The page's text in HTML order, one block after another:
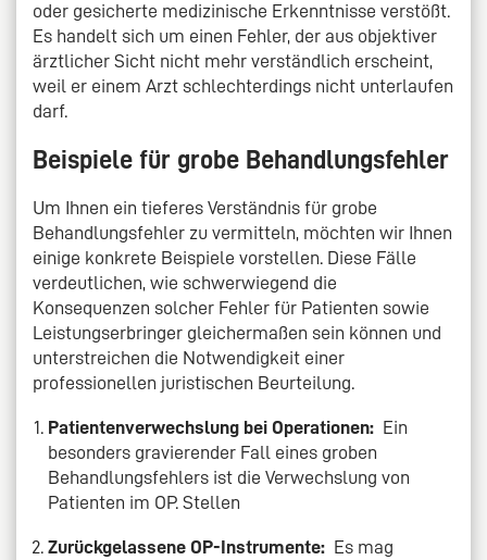
oder gesicherte medizinische Erkenntnisse verstößt.
Es handelt sich um einen Fehler, der aus objektiver
ärztlicher Sicht nicht mehr verständlich erscheint,
weil er einem Arzt schlechterdings nicht unterlaufen
darf.
Beispiele für grobe Behandlungsfehler
Um Ihnen ein tieferes Verständnis für grobe
Behandlungsfehler zu vermitteln, möchten wir Ihnen
einige konkrete Beispiele vorstellen. Diese Fälle
verdeutlichen, wie schwerwiegend die
Konsequenzen solcher Fehler für Patienten sowie
Leistungserbringer gleichermaßen sein können und
unterstreichen die Notwendigkeit einer
professionellen juristischen Beurteilung.
Patientenverwechslung bei Operationen: Ein
besonders gravierender Fall eines groben
Behandlungsfehlers ist die Verwechslung von
Patienten im OP. Stellen
Zurückgelassene OP-Instrumente: Es mag